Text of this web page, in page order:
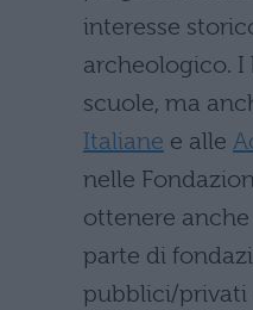
interesse
archeologico. I
scuole, ma
Italiane e alle
nelle
ottenere
parte di
pubblici/privati